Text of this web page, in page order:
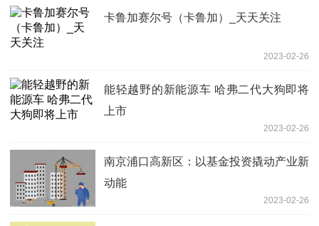
卡鲁加赛尔号（卡鲁加）_天天关注
2023-02-26
能轻越野的新能源车 哈弗二代大狗即将
上市
2023-02-26
南京浦口高新区：以基金投资撬动产业新
动能
2023-02-26